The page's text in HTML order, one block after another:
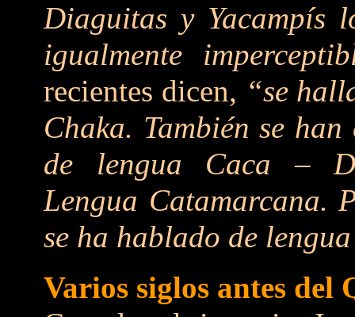
Diaguitas y Yacampís
igualmente
recientes dicen, “se
Chaka. También se
de lengua Caca –
Lengua Catamarcana.
se ha hablado de
Varios siglos antes del